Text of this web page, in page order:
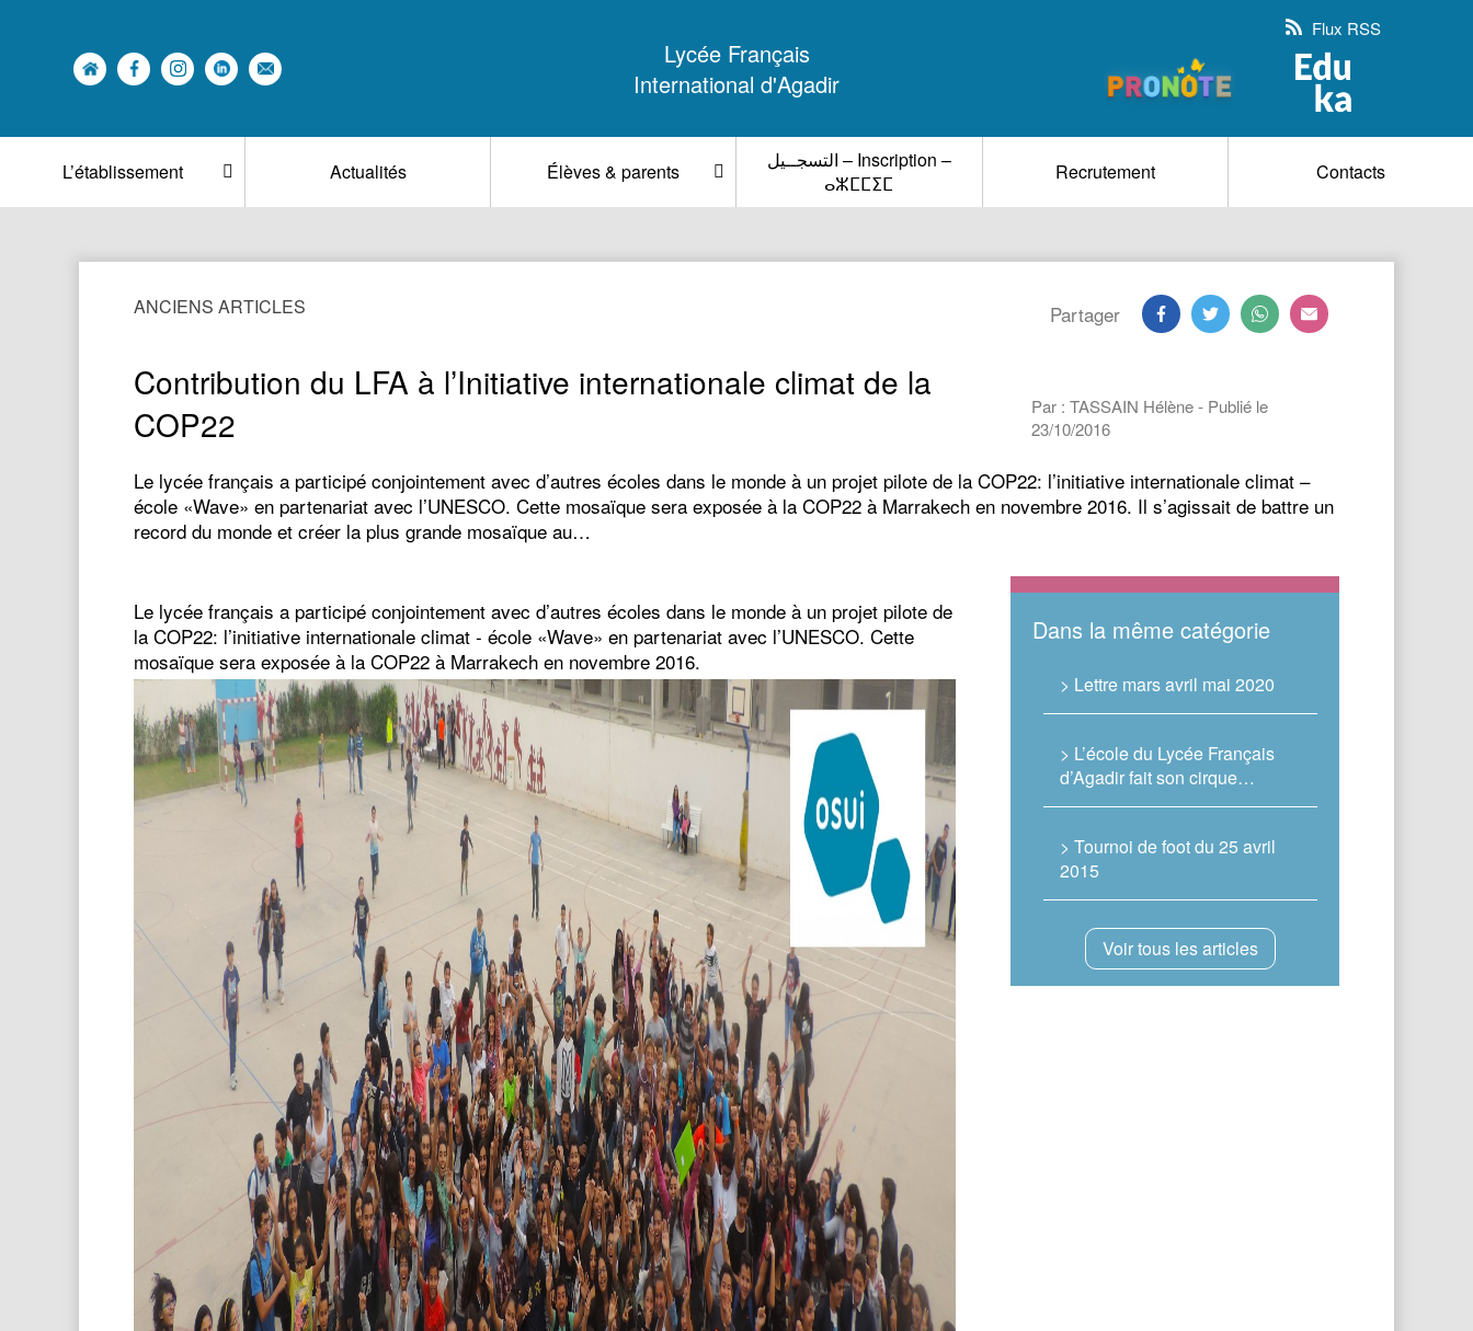
Lycée Français
International d'Agadir
Flux RSS
L’établissement Actualités Élèves & parents
التسجــيل – Inscription –
ⴰⵣⵎⵎⵉⵎ
Recrutement Contacts
ANCIENS ARTICLES Partager
Contribution du LFA à l’Initiative internationale climat de la
COP22
Par : TASSAIN Hélène - Publié le
23/10/2016
Le lycée français a participé conjointement avec d’autres écoles dans le monde à un projet pilote de la COP22: l’initiative internationale climat –
école «Wave» en partenariat avec l’UNESCO. Cette mosaïque sera exposée à la COP22 à Marrakech en novembre 2016. Il s’agissait de battre un
record du monde et créer la plus grande mosaïque au…
Le lycée français a participé conjointement avec d’autres écoles dans le monde à un projet pilote de
la COP22: l’initiative internationale climat - école «Wave» en partenariat avec l’UNESCO. Cette
mosaïque sera exposée à la COP22 à Marrakech en novembre 2016.
Dans la même catégorie
> Lettre mars avril mai 2020
> L’école du Lycée Français
d’Agadir fait son cirque…
> Tournoi de foot du 25 avril
2015
Voir tous les articles